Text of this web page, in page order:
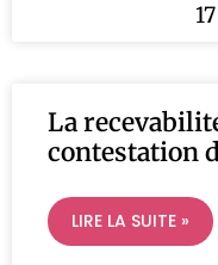
La
contestation
LIRE LA SUITE »